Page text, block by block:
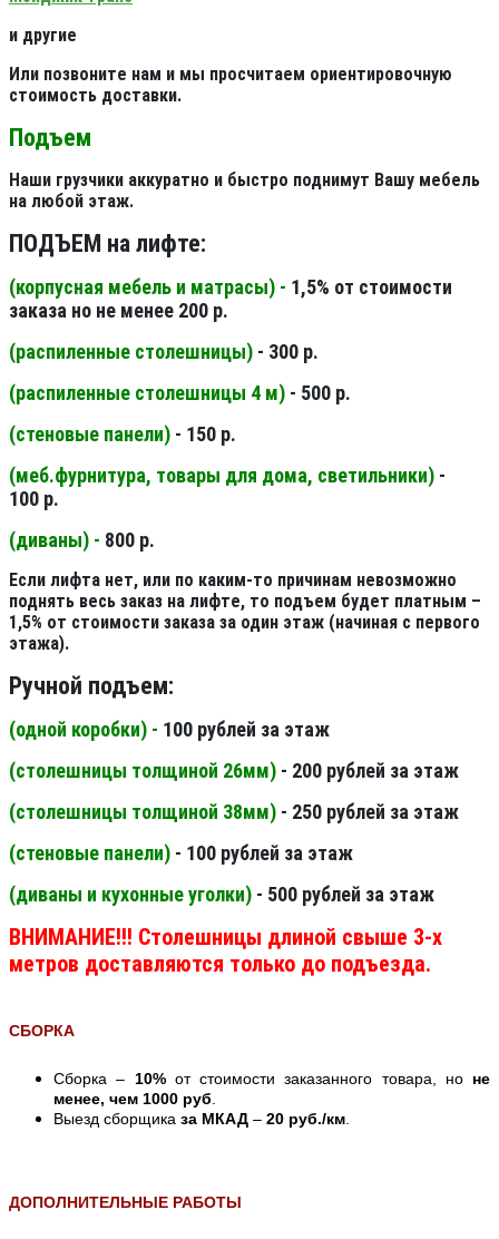
и другие
Или позвоните нам и мы просчитаем ориентировочную
стоимость доставки.
Подъем
Наши грузчики аккуратно и быстро поднимут Вашу мебель
на любой этаж.
ПОДЪЕМ на лифте:
(корпусная мебель и матрасы) - 1,5% от стоимости
заказа но не менее 200 р.
(распиленные столешницы) - 300 р.
(распиленные столешницы 4 м) - 500 р.
(стеновые панели) - 150 р.
(меб.фурнитура, товары для дома, светильники) -
100 р.
(диваны) - 800 р.
Если лифта нет, или по каким-то причинам невозможно
поднять весь заказ на лифте, то подъем будет платным –
1,5% от стоимости заказа за один этаж (начиная с первого
этажа).
Ручной подъем:
(одной коробки) - 100 рублей за этаж
(столешницы толщиной 26мм) - 200 рублей за этаж
(столешницы толщиной 38мм) - 250 рублей за этаж
(стеновые панели) - 100 рублей за этаж
(диваны и кухонные уголки) - 500 рублей за этаж
ВНИМАНИЕ!!! Столешницы длиной свыше 3-х
метров доставляются только до подъезда.
СБОРКА
Сборка – 10%от стоимости заказанного товара, но не
менее, чем 1000 руб
Выезд сборщика за МКАД – 20 руб./км
ДОПОЛНИТЕЛЬНЫЕ РАБОТЫ